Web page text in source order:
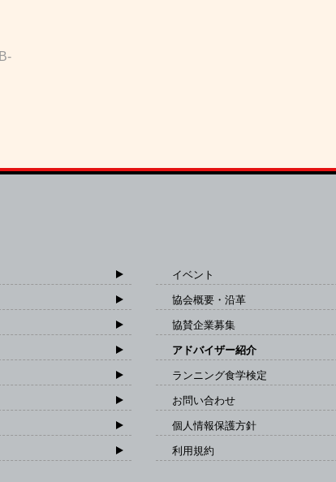
イベント
協会概要・沿革
協賛企業募集
アドバイザー紹介
ランニング食学検定
お問い合わせ
個人情報保護方針
利用規約